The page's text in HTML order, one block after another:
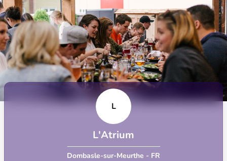
L
L'Atrium
Dombasle-sur-Meurthe - FR